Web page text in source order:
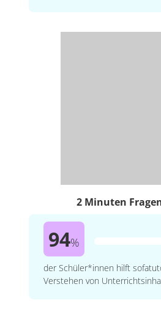
2 Minuten
94%
der Schüler*innen hilft
Verstehen von